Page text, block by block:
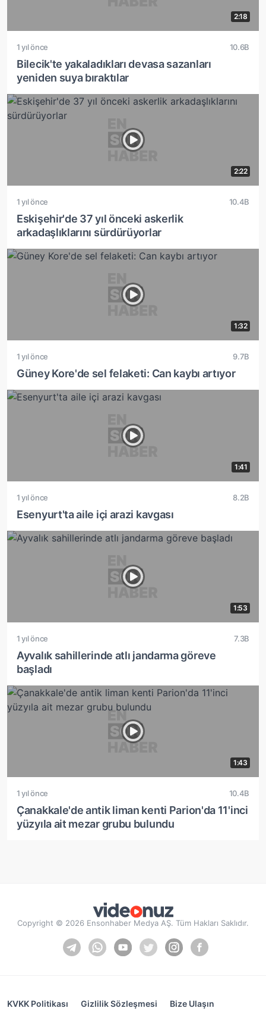
2:18
1 yıl önce 10.6B
Bilecik'te yakaladıkları devasa sazanları
yeniden suya bıraktılar
2:22
1 yıl önce 10.4B
Eskişehir'de 37 yıl önceki askerlik
arkadaşlıklarını sürdürüyorlar
1:32
1 yıl önce 9.7B
Güney Kore'de sel felaketi: Can kaybı artıyor
1:41
1 yıl önce 8.2B
Esenyurt'ta aile içi arazi kavgası
1:53
1 yıl önce 7.3B
Ayvalık sahillerinde atlı jandarma göreve
başladı
1:43
1 yıl önce 10.4B
Çanakkale'de antik liman kenti Parion'da 11'inci
yüzyıla ait mezar grubu bulundu
Copyright © 2026 Ensonhaber Medya AŞ. Tüm Hakları Saklıdır.
KVKK Politikası Gizlilik Sözleşmesi Bize Ulaşın